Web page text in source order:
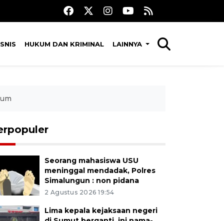
HUKUM DAN KRIMINAL LAINNYA
Seorang mahasiswa USU
meninggal mendadak, Polres
Simalungun : non pidana
2 Agustus 2026 19:54
Lima kepala kejaksaan negeri